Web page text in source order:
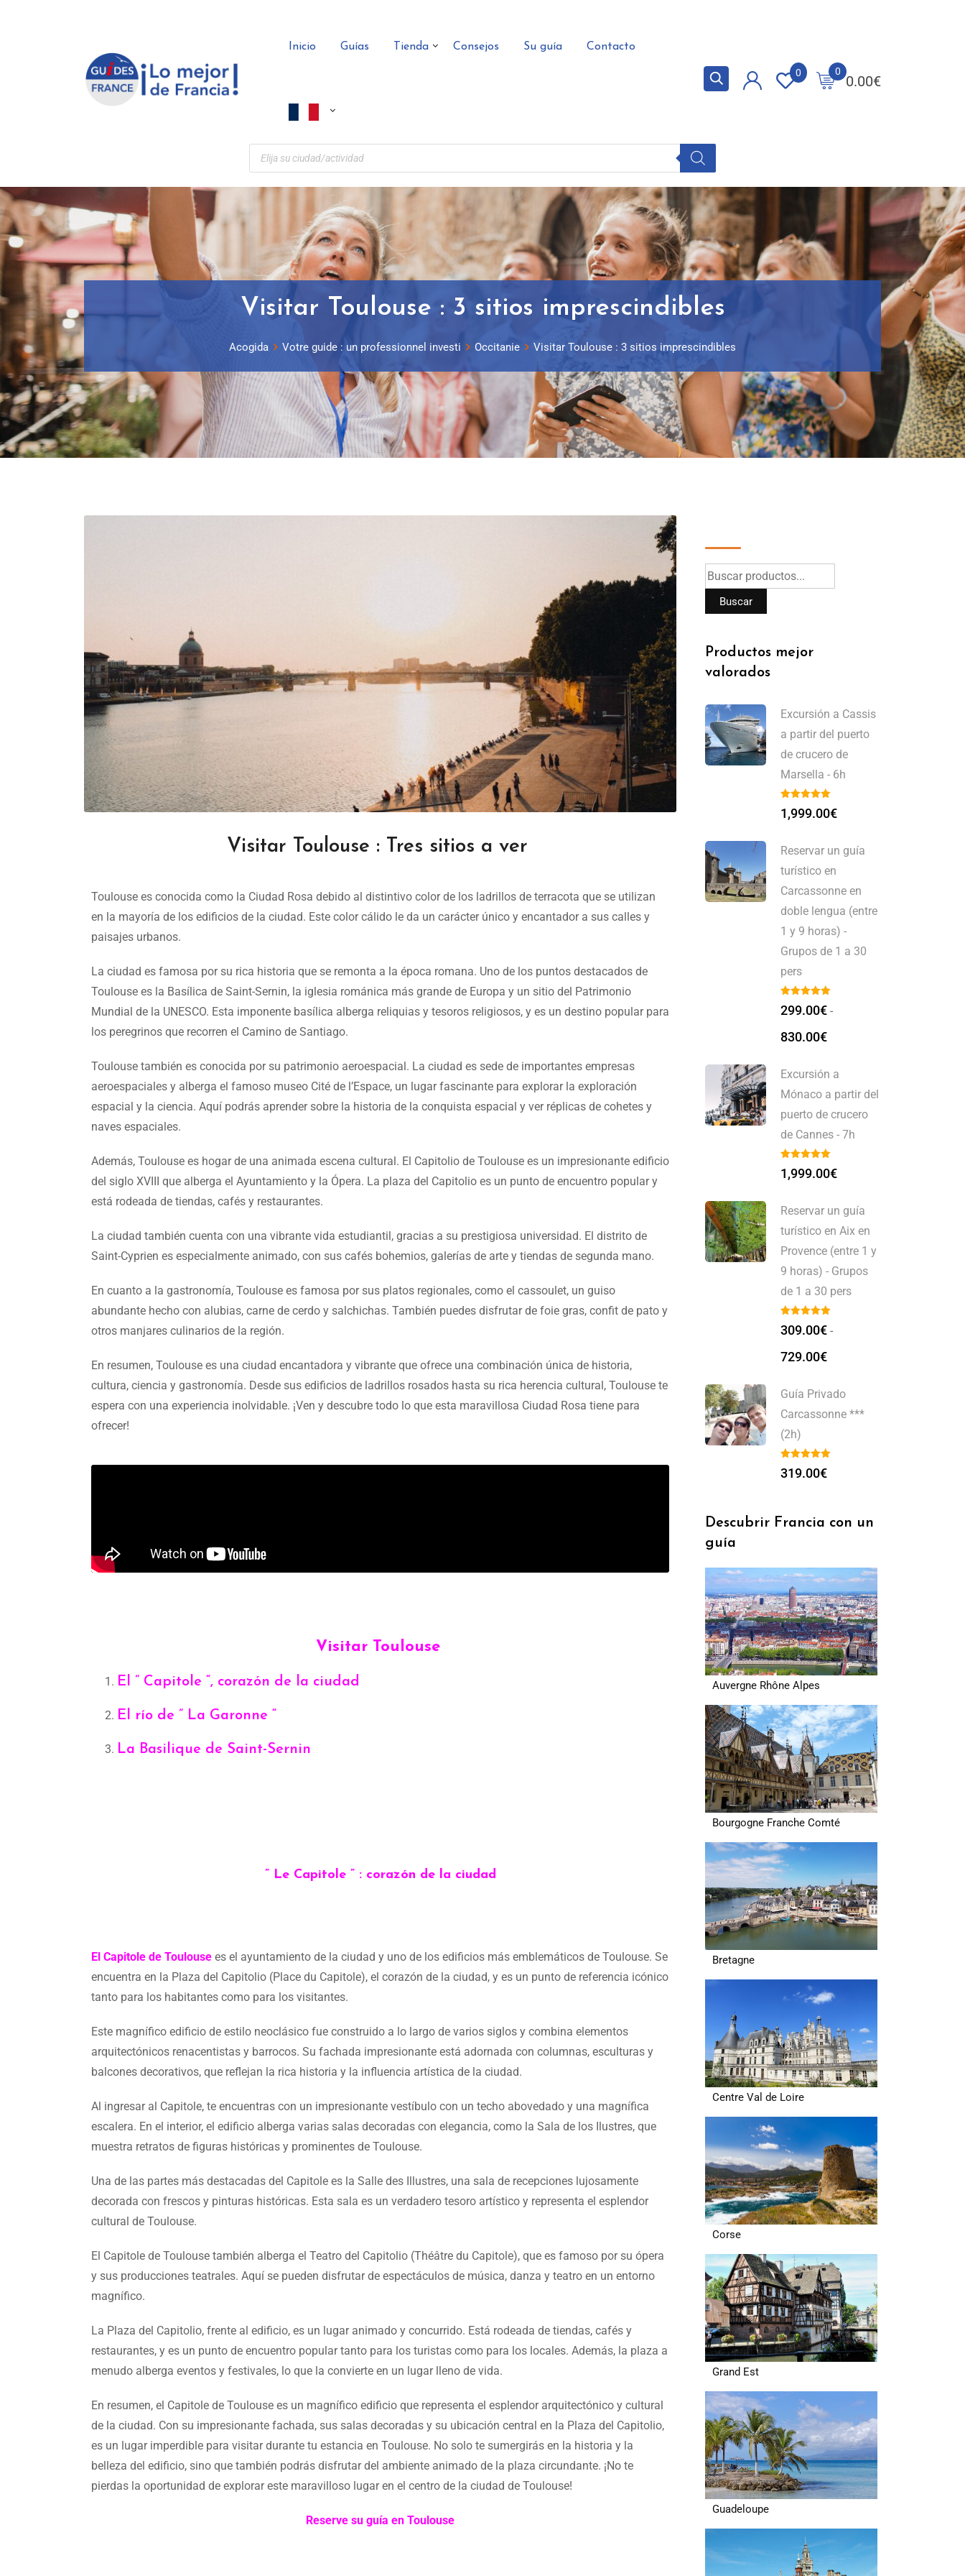
Inicio Guías Tienda Consejos Su guía Contacto
0.00€
0
0
Visitar Toulouse : 3 sitios imprescindibles
Acogida Votre guide : un professionnel investi Occitanie Visitar Toulouse : 3 sitios imprescindibles
Visitar Toulouse : Tres sitios a ver
Toulouse es conocida como la Ciudad Rosa debido al distintivo color de los ladrillos de terracota que se utilizan
en la mayoría de los edificios de la ciudad. Este color cálido le da un carácter único y encantador a sus calles y
paisajes urbanos.
La ciudad es famosa por su rica historia que se remonta a la época romana. Uno de los puntos destacados de
Toulouse es la Basílica de Saint-Sernin, la iglesia románica más grande de Europa y un sitio del Patrimonio
Mundial de la UNESCO. Esta imponente basílica alberga reliquias y tesoros religiosos, y es un destino popular para
los peregrinos que recorren el Camino de Santiago.
Toulouse también es conocida por su patrimonio aeroespacial. La ciudad es sede de importantes empresas
aeroespaciales y alberga el famoso museo Cité de l’Espace, un lugar fascinante para explorar la exploración
espacial y la ciencia. Aquí podrás aprender sobre la historia de la conquista espacial y ver réplicas de cohetes y
naves espaciales.
Además, Toulouse es hogar de una animada escena cultural. El Capitolio de Toulouse es un impresionante edificio
del siglo XVIII que alberga el Ayuntamiento y la Ópera. La plaza del Capitolio es un punto de encuentro popular y
está rodeada de tiendas, cafés y restaurantes.
La ciudad también cuenta con una vibrante vida estudiantil, gracias a su prestigiosa universidad. El distrito de
Saint-Cyprien es especialmente animado, con sus cafés bohemios, galerías de arte y tiendas de segunda mano.
En cuanto a la gastronomía, Toulouse es famosa por sus platos regionales, como el cassoulet, un guiso
abundante hecho con alubias, carne de cerdo y salchichas. También puedes disfrutar de foie gras, confit de pato y
otros manjares culinarios de la región.
En resumen, Toulouse es una ciudad encantadora y vibrante que ofrece una combinación única de historia,
cultura, ciencia y gastronomía. Desde sus edificios de ladrillos rosados hasta su rica herencia cultural, Toulouse te
espera con una experiencia inolvidable. ¡Ven y descubre todo lo que esta maravillosa Ciudad Rosa tiene para
ofrecer!
Visitar Toulouse
El ” Capitole “, corazón de la ciudad
El río de ” La Garonne “
La Basilique de Saint-Sernin
” Le Capitole ” : corazón de la ciudad
El Capitole de Toulouse es el ayuntamiento de la ciudad y uno de los edificios más emblemáticos de Toulouse. Se
encuentra en la Plaza del Capitolio (Place du Capitole), el corazón de la ciudad, y es un punto de referencia icónico
tanto para los habitantes como para los visitantes.
Este magnífico edificio de estilo neoclásico fue construido a lo largo de varios siglos y combina elementos
arquitectónicos renacentistas y barrocos. Su fachada impresionante está adornada con columnas, esculturas y
balcones decorativos, que reflejan la rica historia y la influencia artística de la ciudad.
Al ingresar al Capitole, te encuentras con un impresionante vestíbulo con un techo abovedado y una magnífica
escalera. En el interior, el edificio alberga varias salas decoradas con elegancia, como la Sala de los Ilustres, que
muestra retratos de figuras históricas y prominentes de Toulouse.
Una de las partes más destacadas del Capitole es la Salle des Illustres, una sala de recepciones lujosamente
decorada con frescos y pinturas históricas. Esta sala es un verdadero tesoro artístico y representa el esplendor
cultural de Toulouse.
El Capitole de Toulouse también alberga el Teatro del Capitolio (Théâtre du Capitole), que es famoso por su ópera
y sus producciones teatrales. Aquí se pueden disfrutar de espectáculos de música, danza y teatro en un entorno
magnífico.
La Plaza del Capitolio, frente al edificio, es un lugar animado y concurrido. Está rodeada de tiendas, cafés y
restaurantes, y es un punto de encuentro popular tanto para los turistas como para los locales. Además, la plaza a
menudo alberga eventos y festivales, lo que la convierte en un lugar lleno de vida.
En resumen, el Capitole de Toulouse es un magnífico edificio que representa el esplendor arquitectónico y cultural
de la ciudad. Con su impresionante fachada, sus salas decoradas y su ubicación central en la Plaza del Capitolio,
es un lugar imperdible para visitar durante tu estancia en Toulouse. No solo te sumergirás en la historia y la
belleza del edificio, sino que también podrás disfrutar del ambiente animado de la plaza circundante. ¡No te
pierdas la oportunidad de explorar este maravilloso lugar en el centro de la ciudad de Toulouse!
Reserve su guía en Toulouse
Buscar
Productos mejor
valorados
Excursión a Cassis
a partir del puerto
de crucero de
Marsella - 6h
1,999.00€
Reservar un guía
turístico en
Carcassonne en
doble lengua (entre
1 y 9 horas) -
Grupos de 1 a 30
pers
299.00€ -
830.00€
Excursión a
Mónaco a partir del
puerto de crucero
de Cannes - 7h
1,999.00€
Reservar un guía
turístico en Aix en
Provence (entre 1 y
9 horas) - Grupos
de 1 a 30 pers
309.00€ -
729.00€
Guía Privado
Carcassonne ***
(2h)
319.00€
Descubrir Francia con un
guía
Auvergne Rhône Alpes
Bourgogne Franche Comté
Bretagne
Centre Val de Loire
Corse
Grand Est
Guadeloupe